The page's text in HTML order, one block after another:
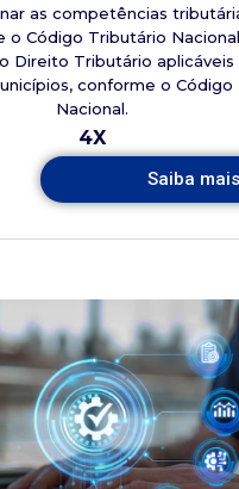
as competências
o Código Tributário
Direito Tributário aplicáveis
conforme o Código
Nacional.
4X
Saiba mais